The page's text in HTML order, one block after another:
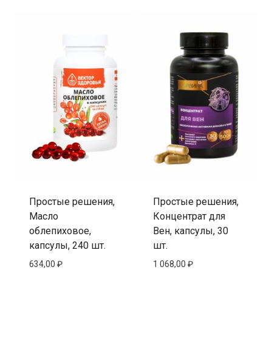
Простые решения,
Масло
облепиховое,
капсулы, 240 шт.
634,00 ₽
Простые решения,
Концентрат для
Вен, капсулы, 30
шт.
1 068,00 ₽